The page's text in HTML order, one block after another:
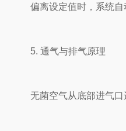
偏离设定值时，系统自
5. 通气与排气原理
无菌空气从底部进气口